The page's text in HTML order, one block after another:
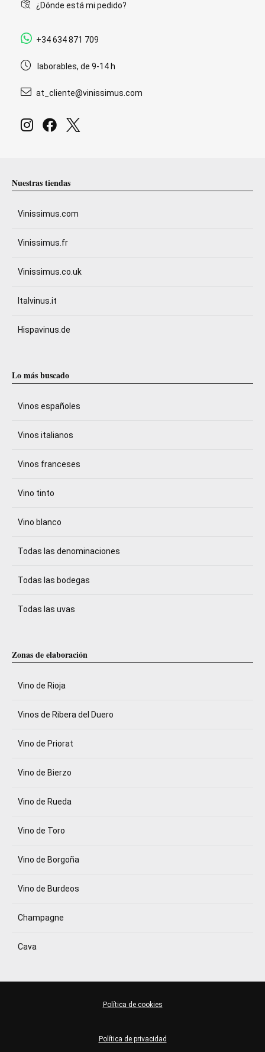
¿Dónde está mi pedido?
+34 634 871 709
laborables, de 9-14 h
at_cliente@vinissimus.com
Nuestras tiendas
Vinissimus.com
Vinissimus.fr
Vinissimus.co.uk
Italvinus.it
Hispavinus.de
Lo más buscado
Vinos españoles
Vinos italianos
Vinos franceses
Vino tinto
Vino blanco
Todas las denominaciones
Todas las bodegas
Todas las uvas
Zonas de elaboración
Vino de Rioja
Vinos de Ribera del Duero
Vino de Priorat
Vino de Bierzo
Vino de Rueda
Vino de Toro
Vino de Borgoña
Vino de Burdeos
Champagne
Cava
Política de privacidad
Política de cookies